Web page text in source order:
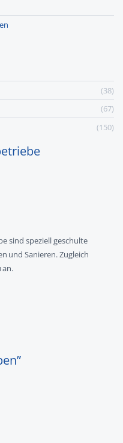
(38)
(67)
(150)
sind speziell geschulte
und Sanieren. Zugleich
an.